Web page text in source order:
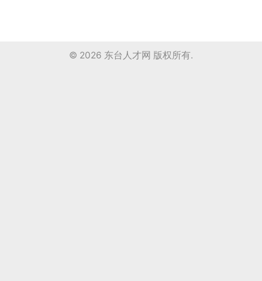
© 2026 东台人才网 版权所有.